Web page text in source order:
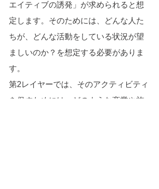
エイティブの誘発」が求められると想
定します。そのためには、どんな人た
ちが、どんな活動をしている状況が望
ましいのか？を想定する必要がありま
す。
第2レイヤーでは、そのアクティビティ
を促すためには、どのような商業や施